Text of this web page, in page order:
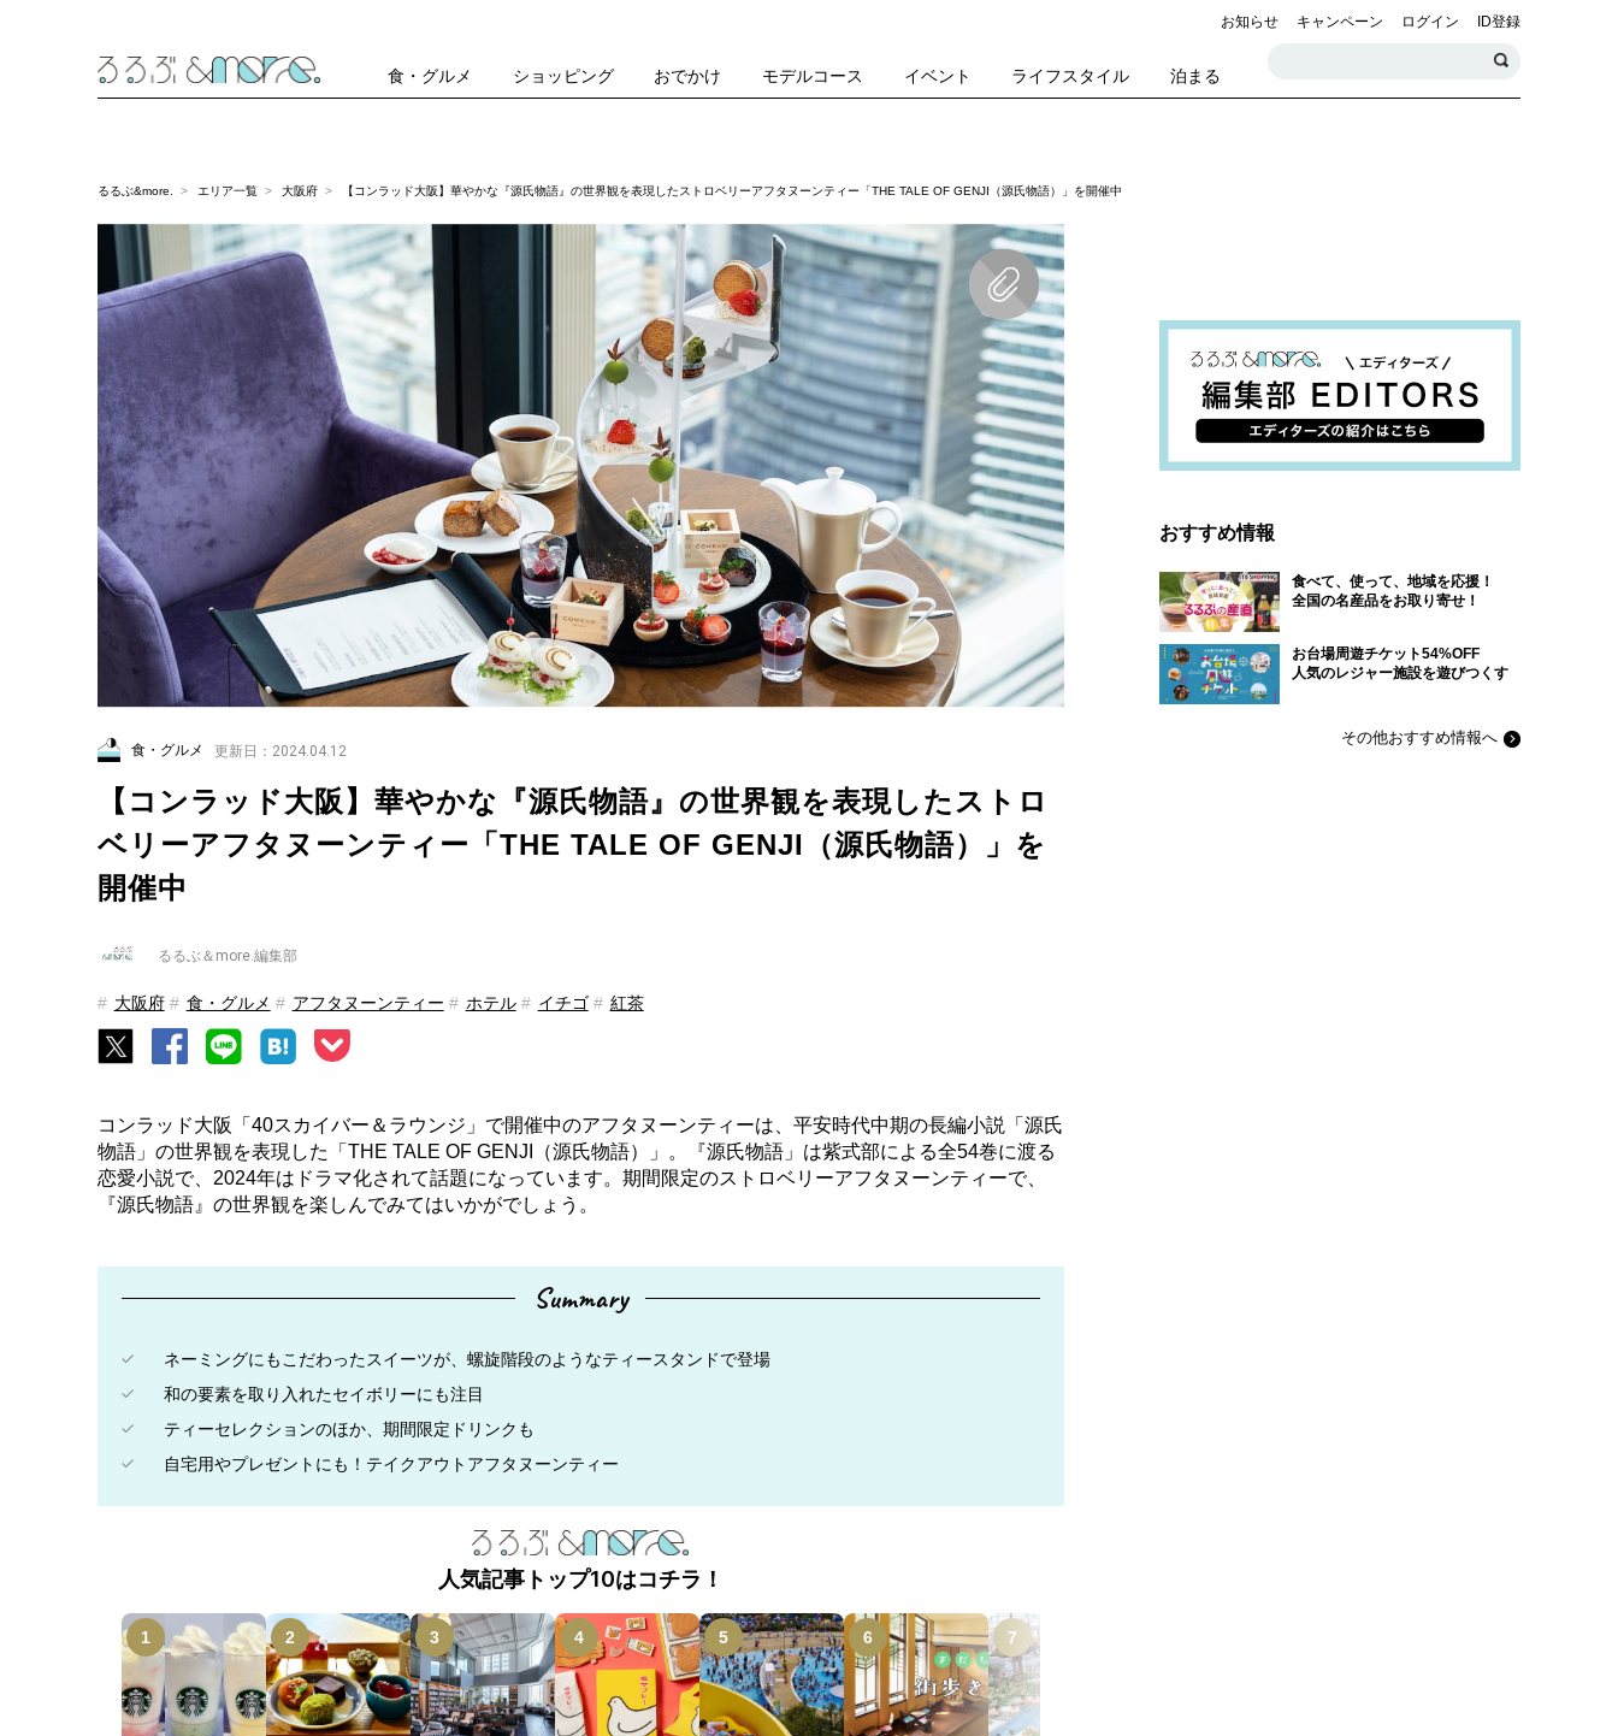
お知らせ キャンペーン ログイン ID登録
食・グルメ ショッピング おでかけ モデルコース イベント ライフスタイル 泊まる
るるぶ&more. エリア一覧 大阪府 【コンラッド大阪】華やかな『源氏物語』の世界観を表現したストロベリーアフタヌーンティー「THE TALE OF GENJI（源氏物語）」を開催中
食・グルメ 更新日：2024.04.12
【コンラッド大阪】華やかな『源氏物語』の世界観を表現したストロ
ベリーアフタヌーンティー「THE TALE OF GENJI（源氏物語）」を
開催中
るるぶ＆more.編集部
大阪府 食・グルメ アフタヌーンティー ホテル イチゴ 紅茶
コンラッド大阪「40スカイバー＆ラウンジ」で開催中のアフタヌーンティーは、平安時代中期の長編小説「源氏
物語」の世界観を表現した「THE TALE OF GENJI（源氏物語）」。『源氏物語」は紫式部による全54巻に渡る
恋愛小説で、2024年はドラマ化されて話題になっています。期間限定のストロベリーアフタヌーンティーで、
『源氏物語』の世界観を楽しんでみてはいかがでしょう。
Summary
ネーミングにもこだわったスイーツが、螺旋階段のようなティースタンドで登場
和の要素を取り入れたセイボリーにも注目
ティーセレクションのほか、期間限定ドリンクも
自宅用やプレゼントにも！テイクアウトアフタヌーンティー
人気記事トップ10はコチラ！
おすすめ情報
食べて、使って、地域を応援！
全国の名産品をお取り寄せ！
お台場周遊チケット54%OFF
人気のレジャー施設を遊びつくす
その他おすすめ情報へ